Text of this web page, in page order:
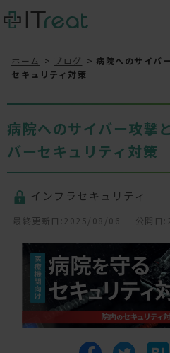
ホーム ブログ
病院へのサイバ
セキュリティ対策
病院へのサイバー攻撃
バーセキュリティ対策
インフラセキュリティ
最終更新日:2025/08/06 公開日